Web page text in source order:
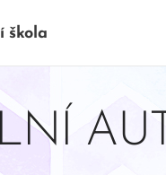
škola